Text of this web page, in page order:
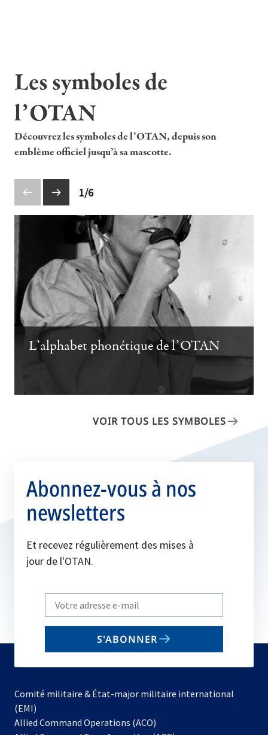
Les symboles de
l’OTAN
Découvrez les symboles de l’OTAN, depuis son
emblème officiel jusqu’à sa mascotte.
1/6
Prev
slide
Next
slide
L’alphabet phonétique de l’OTAN
VOIR TOUS LES SYMBOLES
Abonnez-vous à nos
newsletters
Et recevez régulièrement des mises à
jour de l'OTAN.
Write
your
email
S'ABONNER
Comité militaire & État-major militaire international
(EMI)
Allied Command Operations (ACO)